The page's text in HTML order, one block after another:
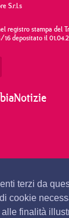
terzi da
cookie
finalità
S.r.l.s
registro stampa del
16 depositato il